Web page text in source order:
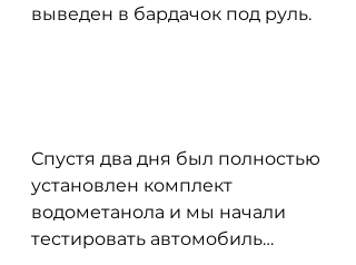
выведен в бардачок под руль.
Спустя два дня был полностью
установлен комплект
водометанола и мы начали
тестировать автомобиль…